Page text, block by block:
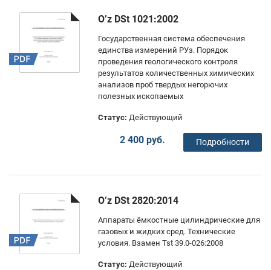
O’z DSt 1021:2002
Государственная система обеспечения
единства измерений РУз. Порядок
проведения геологического контроля
результатов количественных химических
анализов проб твердых негорючих
полезных ископаемых
Статус: Действующий
2 400 руб. Подробности
O’z DSt 2820:2014
Аппараты ёмкостные цилиндрические для
газовых и жидких сред. Технические
условия. Взамен Tst 39.0-026:2008
Статус: Действующий